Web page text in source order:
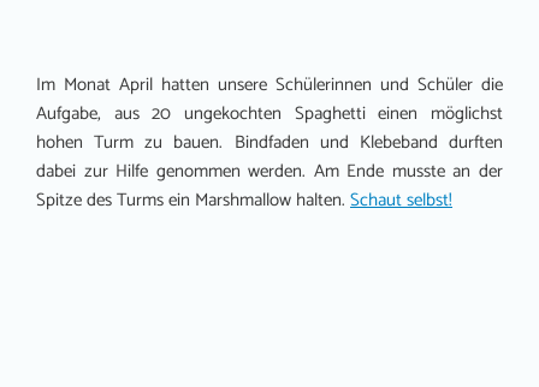
Im Monat April hatten unsere Schülerinnen und Schüler die
Aufgabe, aus 20 ungekochten Spaghetti einen möglichst
hohen Turm zu bauen. Bindfaden und Klebeband durften
dabei zur Hilfe genommen werden. Am Ende musste an der
Spitze des Turms ein Marshmallow halten. Schaut selbst!